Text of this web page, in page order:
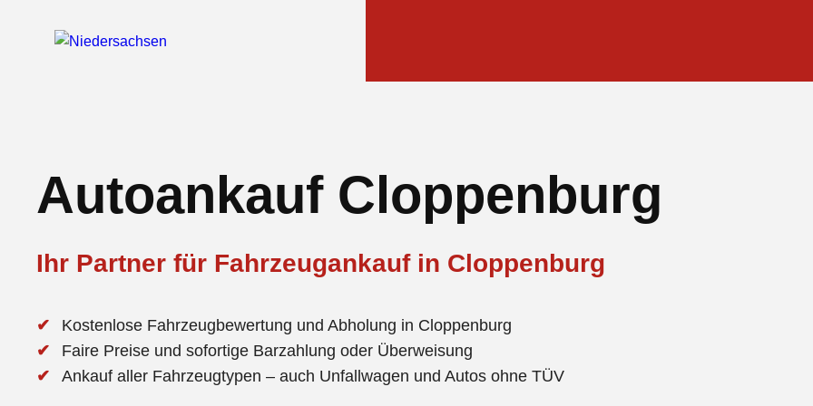
Autoankauf Cloppenburg
Ihr Partner für Fahrzeugankauf in Cloppenburg
Kostenlose Fahrzeugbewertung und Abholung in Cloppenburg
Faire Preise und sofortige Barzahlung oder Überweisung
Ankauf aller Fahrzeugtypen – auch Unfallwagen und Autos ohne TÜV